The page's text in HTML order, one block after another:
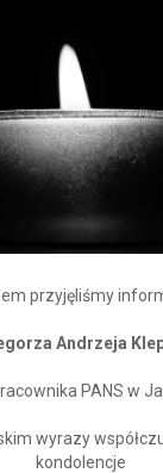
przyjęliśmy
Andrzeja
PANS w
wyrazy
kondolencje